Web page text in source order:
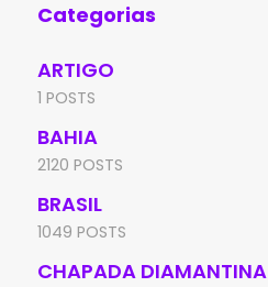
Categorias
ARTIGO
1 POSTS
BAHIA
2120 POSTS
BRASIL
1049 POSTS
CHAPADA DIAMANTINA